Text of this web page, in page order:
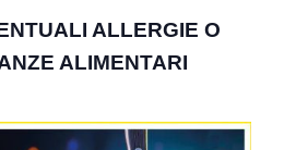
ALLERGIE O
ALIMENTARI